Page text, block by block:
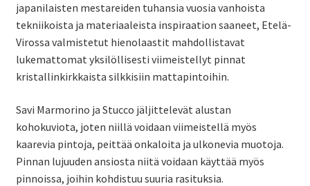
japanilaisten mestareiden tuhansia vuosia vanhoista
tekniikoista ja materiaaleista inspiraation saaneet, Etelä-
Virossa valmistetut hienolaastit mahdollistavat
lukemattomat yksilöllisesti viimeistellyt pinnat
kristallinkirkkaista silkkisiin mattapintoihin.
Savi Marmorino ja Stucco jäljittelevät alustan
kohokuviota, joten niillä voidaan viimeistellä myös
kaarevia pintoja, peittää onkaloita ja ulkonevia muotoja.
Pinnan lujuuden ansiosta niitä voidaan käyttää myös
pinnoissa, joihin kohdistuu suuria rasituksia.